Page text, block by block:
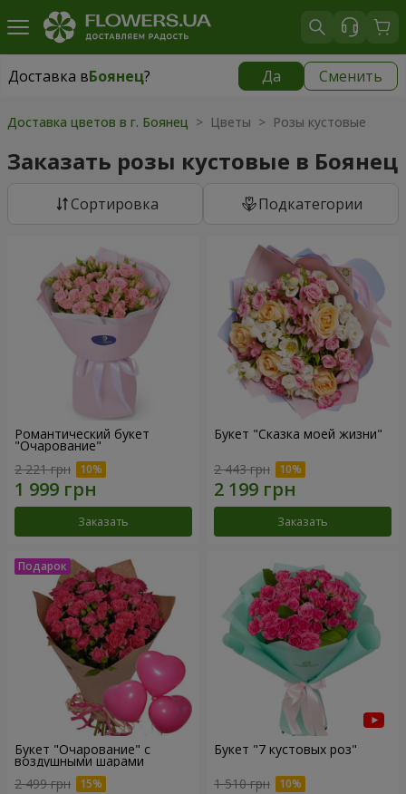
Доставка вБоянец? Да Сменить
Доставка вБоянец|
Доставка цветов в г. Боянец > Цветы > Розы кустовые
Заказать розы кустовые в Боянец
Cортировка Подкатегории
Романтический букет
"Очарование"
2 221 грн
Заказать
Букет "Сказка моей жизни"
2 443 грн
Заказать
Букет "Очарование" с
воздушными шарами
2 499 грн
Букет "7 кустовых роз"
1 510 грн